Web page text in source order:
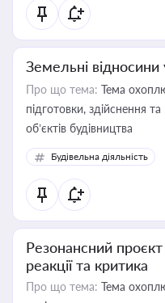
Земельні відносини
Про що тема: Тема
підготовки, здійснення
об’єктів будівництва
Будівельна діяльність
Резонансний
реакції та критика
Про що тема: Тема